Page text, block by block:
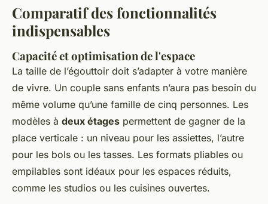
Comparatif des fonctionnalités
indispensables
Capacité et optimisation de l'espace
La taille de l’égouttoir doit s’adapter à votre manière
de vivre. Un couple sans enfants n’aura pas besoin du
même volume qu’une famille de cinq personnes. Les
modèles à deux étages permettent de gagner de la
place verticale : un niveau pour les assiettes, l’autre
pour les bols ou les tasses. Les formats pliables ou
empilables sont idéaux pour les espaces réduits,
comme les studios ou les cuisines ouvertes.